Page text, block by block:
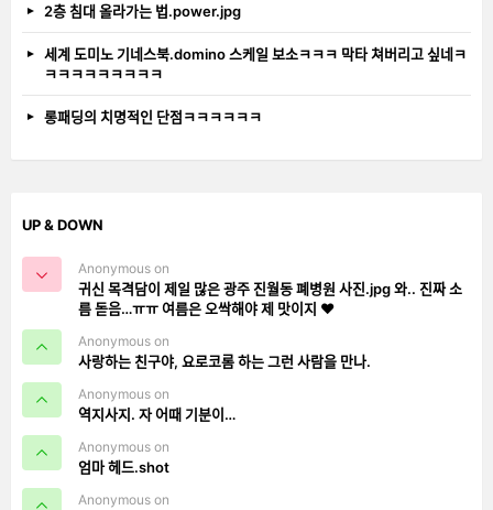
2층 침대 올라가는 법.power.jpg
세계 도미노 기네스북.domino 스케일 보소ㅋㅋㅋ 막타 쳐버리고 싶네ㅋ
ㅋㅋㅋㅋㅋㅋㅋㅋㅋ
롱패딩의 치명적인 단점ㅋㅋㅋㅋㅋㅋ
UP & DOWN
Anonymous on
귀신 목격담이 제일 많은 광주 진월동 폐병원 사진.jpg 와.. 진짜 소
름 돋음…ㅠㅠ 여름은 오싹해야 제 맛이지 ❤️
Anonymous on
사랑하는 친구야, 요로코롬 하는 그런 사람을 만나.
Anonymous on
역지사지. 자 어때 기분이…
Anonymous on
엄마 헤드.shot
Anonymous on